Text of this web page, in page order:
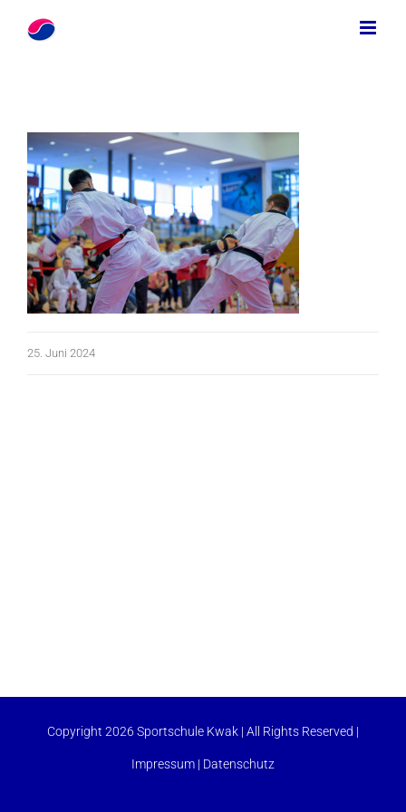
Zum
Inhalt
25. Juni 2024
Copyright 2026 Sportschule Kwak | All Rights Reserved |
Impressum | Datenschutz